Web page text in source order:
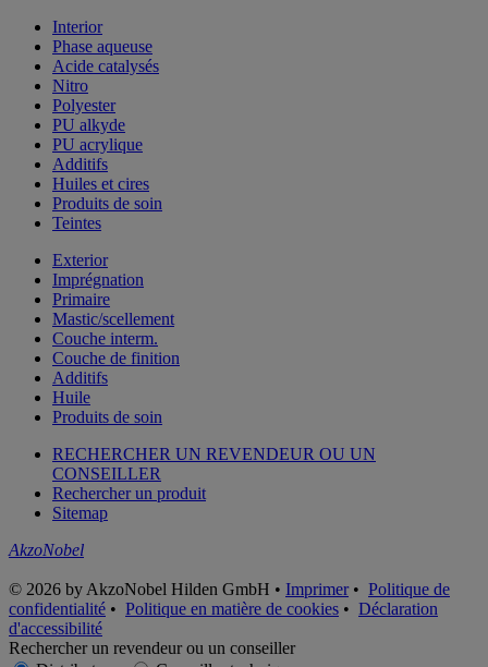
Interior
Phase aqueuse
Acide catalysés
Nitro
Polyester
PU alkyde
PU acrylique
Additifs
Huiles et cires
Produits de soin
Teintes
Exterior
Imprégnation
Primaire
Mastic/scellement
Couche interm.
Couche de finition
Additifs
Huile
Produits de soin
RECHERCHER UN REVENDEUR OU UN
CONSEILLER
Rechercher un produit
Sitemap
AkzoNobel
© 2026 by AkzoNobel Hilden GmbH • Imprimer• Politique de
confidentialité • Politique en matière de cookies • Déclaration
d'accessibilité
Rechercher un revendeur ou un conseiller